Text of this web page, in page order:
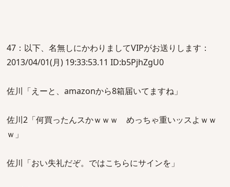
47：以下、名無しにかわりましてVIPがお送りします：
2013/04/01(月) 19:33:53.11 ID:b5PjhZgU0
佐川「えーと、amazonから8箱届いてますね」
佐川2「何買ったんスかｗｗｗ めっちゃ重いッスよｗｗ
ｗ」
佐川「おい失礼だぞ。ではこちらにサインを」